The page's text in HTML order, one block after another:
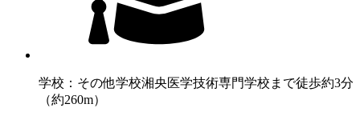
学校：その他学校湘央医学技術専門学校まで徒歩約3分
（約260m）